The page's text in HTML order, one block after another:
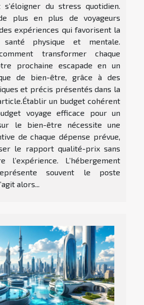
du stress quotidien.
de plus en plus de voyageurs
expériences qui favorisent la
physique et mentale.
transformer chaque
prochaine escapade en un
de bien-être, grâce à des
et précis présentés dans la
un budget cohérent
voyage efficace pour un
le bien-être nécessite une
de chaque dépense prévue,
le rapport qualité-prix sans
l’expérience. L’hébergement
souvent le poste
alors...